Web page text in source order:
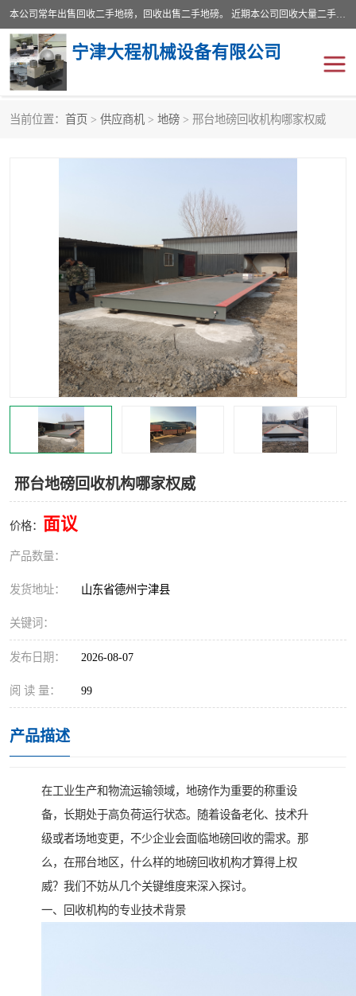
本公司常年出售回收二手地磅，回收出售二手地磅。 近期本公司回收大量二手地磅，型号齐全，宽度从2米到3.5米，长度5米到25米，承重吨位从10到200吨，成色7—9成新。 ? 使用年限6个月至2年，产品来源于个人闲置品，工矿企业停用品，因小换大而来。 精准度和新的一样， 二手地磅是内行人的选择，打个电话就省钱朋友您好等什么
宁津大程机械设备有限公司
当前位置： 首页 > 供应商机 > 地磅 > 邢台地磅回收机构哪家权威
邢台地磅回收机构哪家权威
价格： 面议
产品数量：
发货地址： 山东省德州宁津县
关键词：
发布日期： 2026-08-07
阅 读 量： 99
产品描述
在工业生产和物流运输领域，地磅作为重要的称重设
备，长期处于高负荷运行状态。随着设备老化、技术升
级或者场地变更，不少企业会面临地磅回收的需求。那
么，在邢台地区，什么样的地磅回收机构才算得上权
威？我们不妨从几个关键维度来深入探讨。
一、回收机构的专业技术背景
食品烘干机
装载机电子秤 输送机
半自动输送机 全自动输送机
冷却塔 食品螺旋塔
撕碎机 木材撕碎机
塑料撕碎机 金属撕碎机